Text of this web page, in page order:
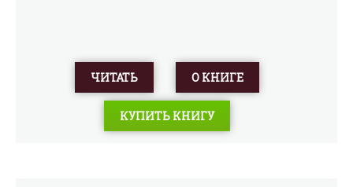
ЧИТАТЬ О КНИГЕ
КУПИТЬ КНИГУ